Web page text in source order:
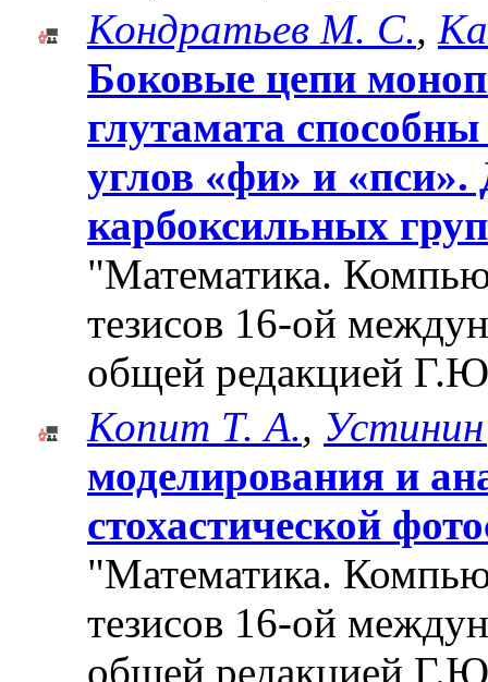
Кондратьев М. С.,
Боковые цепи
глутамата
углов «фи» и «пси».
карбоксильных
"Математика.
тезисов 16-ой
общей редакцией
Копит Т. А.,
моделирования и
стохастической
"Математика.
тезисов 16-ой
общей редакцией